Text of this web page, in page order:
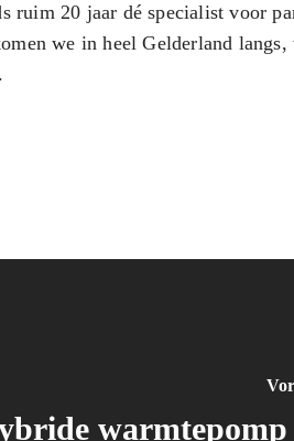
ruim 20 jaar dé specialist voor
we in heel Gelderland langs,
.
warmtepomp